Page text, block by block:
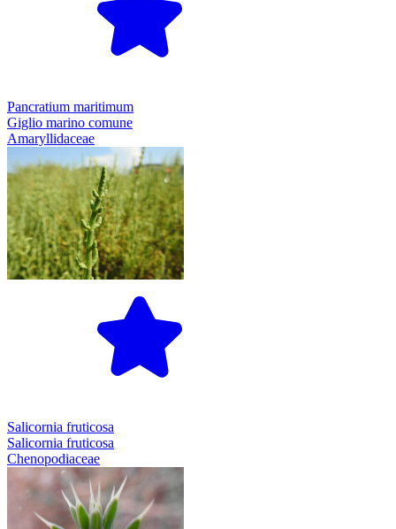
Pancratium maritimum
Giglio marino comune
Amaryllidaceae
Salicornia fruticosa
Salicornia fruticosa
Chenopodiaceae